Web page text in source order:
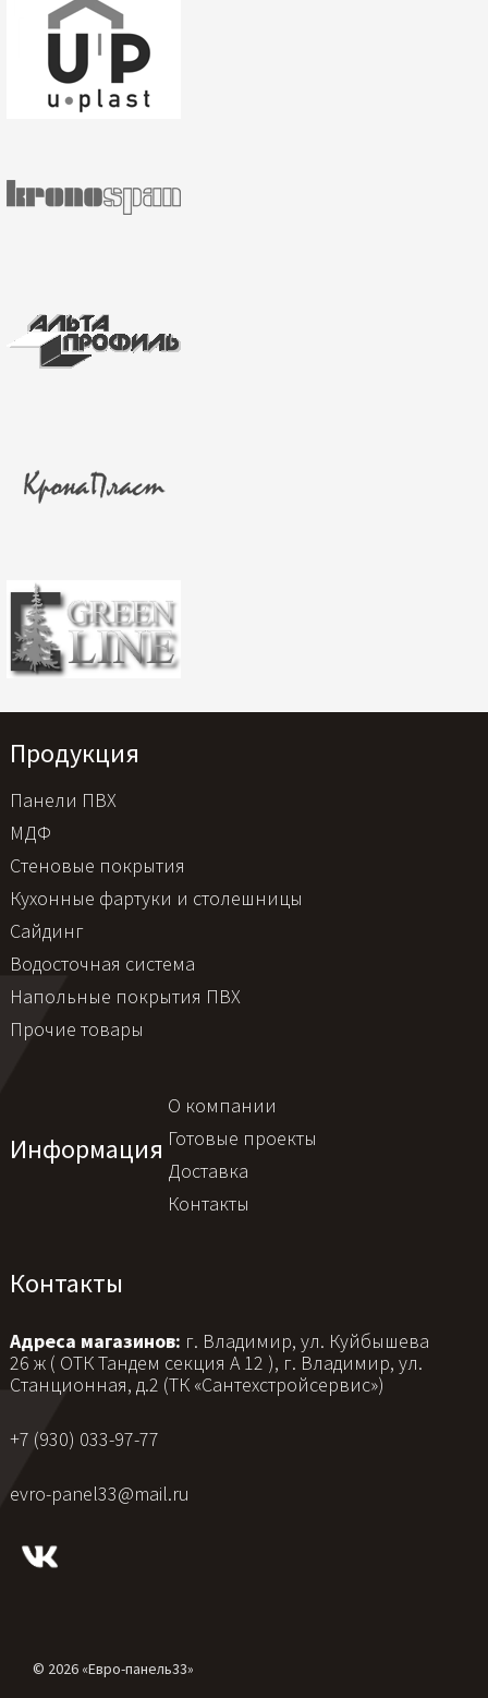
Продукция
Панели ПВХ
МДФ
Стеновые покрытия
Кухонные фартуки и столешницы
Сайдинг
Водосточная система
Напольные покрытия ПВХ
Прочие товары
Информация
О компании
Готовые проекты
Доставка
Контакты
Контакты
Адреса магазинов: г. Владимир, ул. Куйбышева
26 ж ( ОТК Тандем секция А 12 ), г. Владимир, ул.
Станционная, д.2 (ТК «Сантехстройсервис»)
+7 (930) 033-97-77
evro-panel33@mail.ru
© 2026 «Евро-панель33»